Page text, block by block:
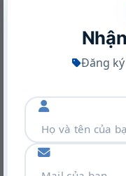
Nhận
Đăng ký